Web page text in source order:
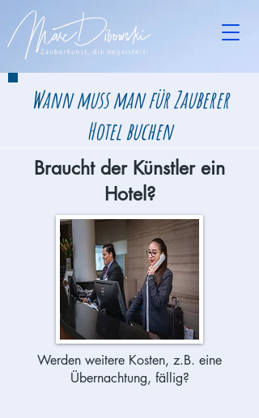
Wann muss man für Zauberer
Hotel buchen
Braucht der Künstler ein
Hotel?
Werden weitere Kosten, z.B. eine
Übernachtung, fällig?